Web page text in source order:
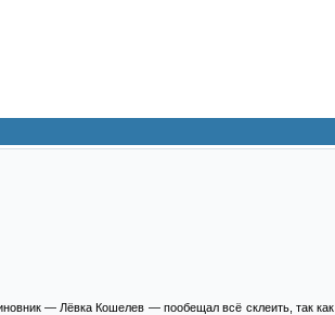
— Лёвка Кошелев — пообещал всё склеить, так